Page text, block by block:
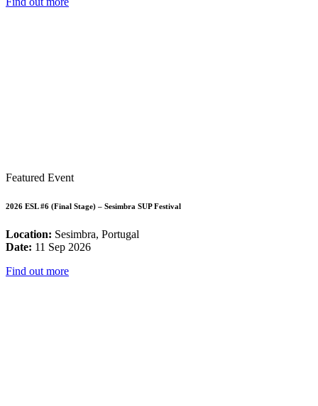
Featured Event
2026 ESL #6 (Final Stage) – Sesimbra SUP Festival
Location: Sesimbra, Portugal
Date: 11 Sep 2026
Find out more